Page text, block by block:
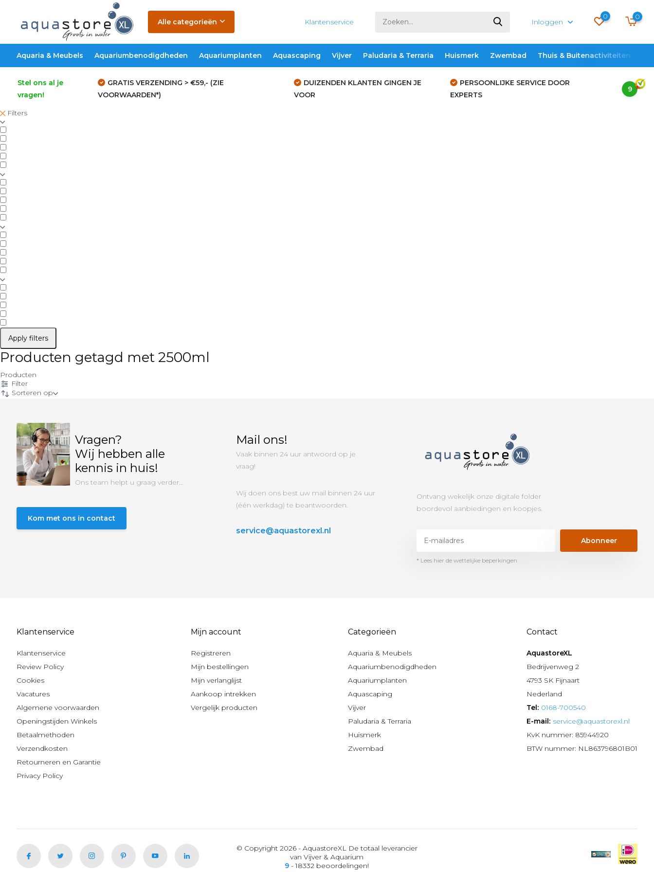
Alle categorieën Klantenservice Inloggen
0 0
Aquaria & Meubels Aquariumbenodigdheden Aquariumplanten Aquascaping Vijver Paludaria & Terraria Huismerk Zwembad Thuis & Buitenactiviteiten
Stel ons al je
vragen!
GRATIS VERZENDING > €59,- (ZIE
VOORWAARDEN*)
DUIZENDEN KLANTEN GINGEN JE
VOOR
PERSOONLIJKE SERVICE DOOR
EXPERTS
9
Filters
Apply filters
Producten getagd met 2500ml
Producten
Filter
Sorteren op
Vragen?
Wij hebben alle
kennis in huis!
Ons team helpt u graag verder...
Kom met ons in contact
Mail ons!
Vaak binnen 24 uur antwoord op je
vraag!
Wij doen ons best uw mail binnen 24 uur
(één werkdag) te beantwoorden.
service@aquastorexl.nl
Ontvang wekelijk onze digitale folder
boordevol aanbiedingen en koopjes.
Abonneer
* Lees hier de wettelijke beperkingen
Klantenservice
Klantenservice
Review Policy
Cookies
Vacatures
Algemene voorwaarden
Openingstijden Winkels
Betaalmethoden
Verzendkosten
Retourneren en Garantie
Privacy Policy
Mijn account
Registreren
Mijn bestellingen
Mijn verlanglijst
Aankoop intrekken
Vergelijk producten
Categorieën
Aquaria & Meubels
Aquariumbenodigdheden
Aquariumplanten
Aquascaping
Vijver
Paludaria & Terraria
Huismerk
Zwembad
Contact
AquastoreXL
Bedrijvenweg 2
4793 SK Fijnaart
Nederland
Tel: 0168-700540
E-mail: service@aquastorexl.nl
KvK nummer: 85944920
BTW nummer: NL863796801B01
© Copyright 2026 - AquastoreXL De totaal leverancier
van Vijver & Aquarium
9 - 18332 beoordelingen!